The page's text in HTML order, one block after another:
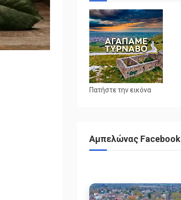
Πατήστε την εικόνα
Αμπελώνας Facebook